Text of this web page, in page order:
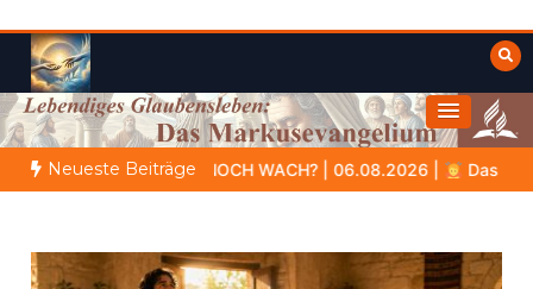
Inhalt
springen
Weisheiten der Bibel
Himmelwärts
Neueste Beiträge
formt NOCH WACH? | 06.08.2026 | Das Größte, was du